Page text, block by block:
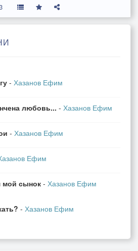
со мною,
весну.
неделю
деле,
в одночасье?
открою,
- Хазанов Ефим
любовь... - Хазанов Ефим
- Хазанов Ефим
Ефим
сынок- Хазанов Ефим
- Хазанов Ефим